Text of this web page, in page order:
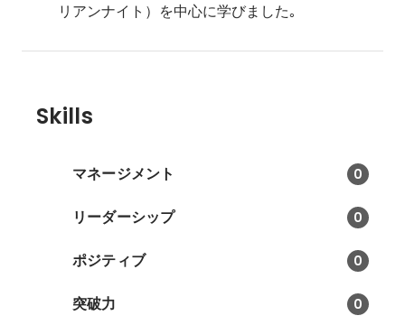
リアンナイト）を中心に学びました｡
Skills
マネージメント 0
リーダーシップ 0
ポジティブ 0
突破力 0